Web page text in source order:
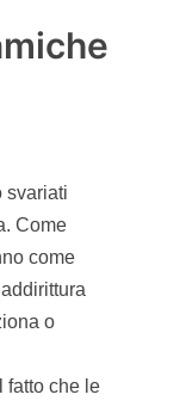
svariati
Come
come
o
fatto che le